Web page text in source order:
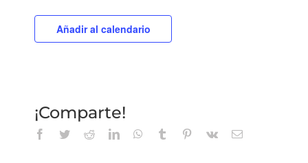
Añadir al calendario
¡Comparte!
Facebook
TwitterRedditLinkedInWhatsApp
Tumblr Pinterest
Vk
Correo